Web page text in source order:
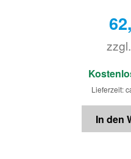
Lieferzeit:
In den